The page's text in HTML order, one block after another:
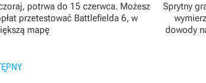
potrwa do 15 czerwca. Możesz
przetestować Battlefielda 6, w
mapę
Sprytny
dowody